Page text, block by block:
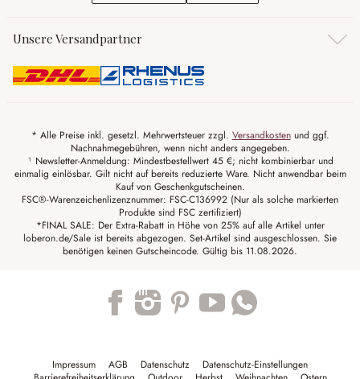
Unsere Versandpartner
* Alle Preise inkl. gesetzl. Mehrwertsteuer zzgl. Versandkostenund ggf.
Nachnahmegebühren, wenn nicht anders angegeben.
¹ Newsletter-Anmeldung: Mindestbestellwert 45 €; nicht kombinierbar und
einmalig einlösbar. Gilt nicht auf bereits reduzierte Ware. Nicht anwendbar beim
Kauf von Geschenkgutscheinen.
FSC®-Warenzeichenlizenznummer: FSC-C136992 (Nur als solche markierten
Produkte sind FSC zertifiziert)
*FINAL SALE: Der Extra-Rabatt in Höhe von 25% auf alle Artikel unter
loberon.de/Sale ist bereits abgezogen. Set-Artikel sind ausgeschlossen. Sie
benötigen keinen Gutscheincode. Gültig bis 11.08.2026.
Impressum AGB Datenschutz
Datenschutz-Einstellungen